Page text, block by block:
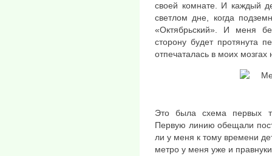
своей комнате. И каждый
светлом дне, когда
«Октябрьский». И меня
сторону будет протянута
отпечаталась в моих мозгах
Это была схема первых
Первую линию обещали
ли у меня к тому времени
метро у меня уже и